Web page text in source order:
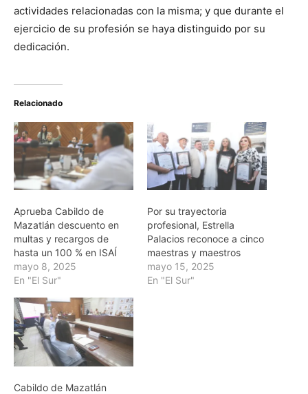
actividades relacionadas con la misma; y que durante el
ejercicio de su profesión se haya distinguido por su
dedicación.
Relacionado
Aprueba Cabildo de
Mazatlán descuento en
multas y recargos de
hasta un 100 % en ISAÍ
mayo 8, 2025
En "El Sur"
Por su trayectoria
profesional, Estrella
Palacios reconoce a cinco
maestras y maestros
mayo 15, 2025
En "El Sur"
Cabildo de Mazatlán